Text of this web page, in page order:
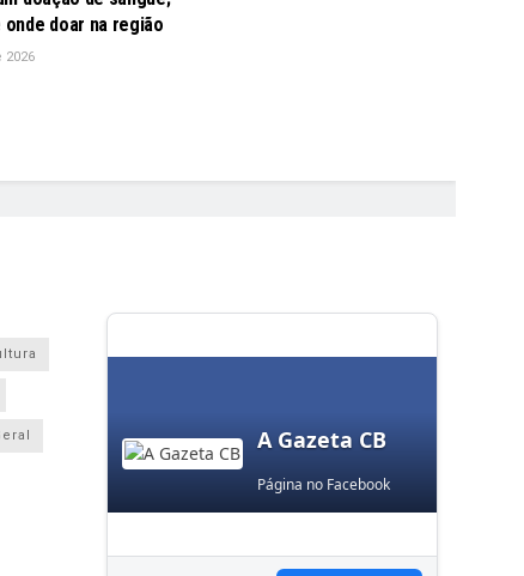
onde doar na região
A Gazeta CB
Página no Facebook